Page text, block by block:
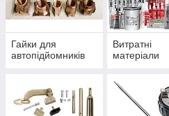
Гайки для
автопідйомників
Витратні
матеріали